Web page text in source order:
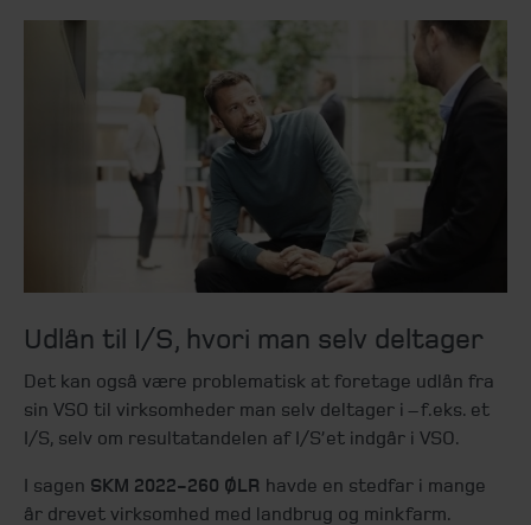
Udlån til I/S, hvori man selv deltager
Det kan også være problematisk at foretage udlån fra
sin VSO til virksomheder man selv deltager i – f.eks. et
I/S, selv om resultatandelen af I/S’et indgår i VSO.
I sagen SKM 2022-260 ØLR havde en stedfar i mange
år drevet virksomhed med landbrug og minkfarm.